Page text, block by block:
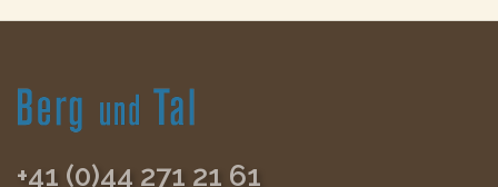
+41 (0)44 271 21 61